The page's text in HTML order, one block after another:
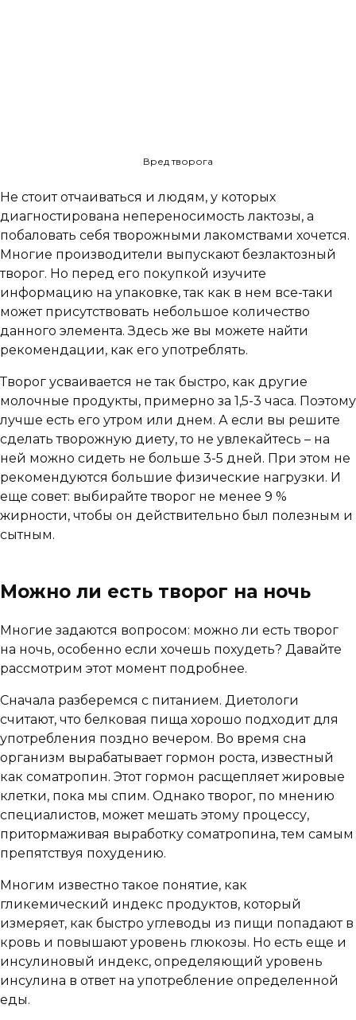
Вред творога
Не стоит отчаиваться и людям, у которых
диагностирована непереносимость лактозы, а
побаловать себя творожными лакомствами хочется.
Многие производители выпускают безлактозный
творог. Но перед его покупкой изучите
информацию на упаковке, так как в нем все-таки
может присутствовать небольшое количество
данного элемента. Здесь же вы можете найти
рекомендации, как его употреблять.
Творог усваивается не так быстро, как другие
молочные продукты, примерно за 1,5-3 часа. Поэтому
лучше есть его утром или днем. А если вы решите
сделать творожную диету, то не увлекайтесь – на
ней можно сидеть не больше 3-5 дней. При этом не
рекомендуются большие физические нагрузки. И
еще совет: выбирайте творог не менее 9 %
жирности, чтобы он действительно был полезным и
сытным.
Можно ли есть творог на ночь
Многие задаются вопросом: можно ли есть творог
на ночь, особенно если хочешь похудеть? Давайте
рассмотрим этот момент подробнее.
Сначала разберемся с питанием. Диетологи
считают, что белковая пища хорошо подходит для
употребления поздно вечером. Во время сна
организм вырабатывает гормон роста, известный
как соматропин. Этот гормон расщепляет жировые
клетки, пока мы спим. Однако творог, по мнению
специалистов, может мешать этому процессу,
притормаживая выработку соматропина, тем самым
препятствуя похудению.
Многим известно такое понятие, как
гликемический индекс продуктов, который
измеряет, как быстро углеводы из пищи попадают в
кровь и повышают уровень глюкозы. Но есть еще и
инсулиновый индекс, определяющий уровень
инсулина в ответ на употребление определенной
еды.